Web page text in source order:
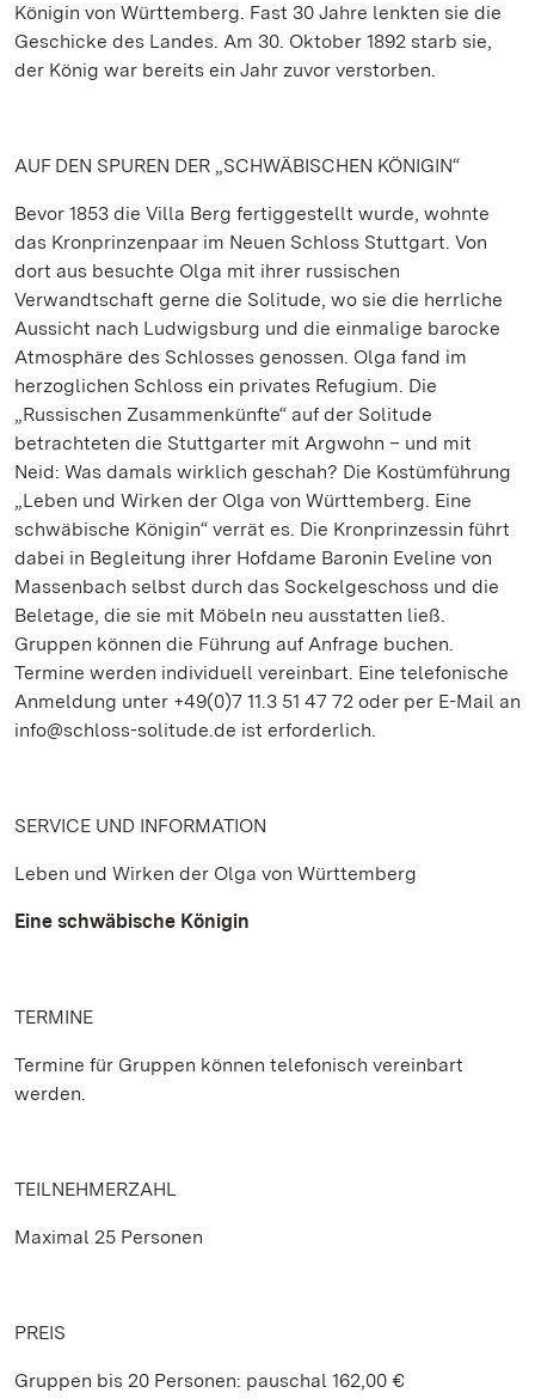
Königin von Württemberg. Fast 30 Jahre lenkten sie die
Geschicke des Landes. Am 30. Oktober 1892 starb sie,
der König war bereits ein Jahr zuvor verstorben.
AUF DEN SPUREN DER „SCHWÄBISCHEN KÖNIGIN“
Bevor 1853 die Villa Berg fertiggestellt wurde, wohnte
das Kronprinzenpaar im Neuen Schloss Stuttgart. Von
dort aus besuchte Olga mit ihrer russischen
Verwandtschaft gerne die Solitude, wo sie die herrliche
Aussicht nach Ludwigsburg und die einmalige barocke
Atmosphäre des Schlosses genossen. Olga fand im
herzoglichen Schloss ein privates Refugium. Die
„Russischen Zusammenkünfte“ auf der Solitude
betrachteten die Stuttgarter mit Argwohn – und mit
Neid: Was damals wirklich geschah? Die Kostümführung
„Leben und Wirken der Olga von Württemberg. Eine
schwäbische Königin“ verrät es. Die Kronprinzessin führt
dabei in Begleitung ihrer Hofdame Baronin Eveline von
Massenbach selbst durch das Sockelgeschoss und die
Beletage, die sie mit Möbeln neu ausstatten ließ.
Gruppen können die Führung auf Anfrage buchen.
Termine werden individuell vereinbart. Eine telefonische
Anmeldung unter +49(0)7 11.3 51 47 72 oder per E-Mail an
info@schloss-solitude.de ist erforderlich.
SERVICE UND INFORMATION
Leben und Wirken der Olga von Württemberg
Eine schwäbische Königin
TERMINE
Termine für Gruppen können telefonisch vereinbart
werden.
TEILNEHMERZAHL
Maximal 25 Personen
PREIS
Gruppen bis 20 Personen: pauschal 162,00 €